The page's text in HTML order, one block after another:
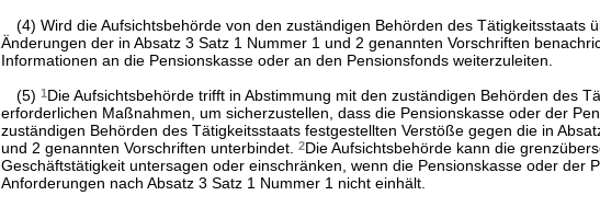
(4) Wird die Aufsichtsbehörde von den zuständigen Behörden des Tätigkeitsstaats
Änderungen der in Absatz 3 Satz 1 Nummer 1 und 2 genannten Vorschriften
Informationen an die Pensionskasse oder an den Pensionsfonds weiterzuleiten.
(5) 1Die Aufsichtsbehörde trifft in Abstimmung mit den zuständigen Behörden des
erforderlichen Maßnahmen, um sicherzustellen, dass die Pensionskasse oder der
zuständigen Behörden des Tätigkeitsstaats festgestellten Verstöße gegen die in
und 2 genannten Vorschriften unterbindet.
2Die Aufsichtsbehörde kann die
Geschäftstätigkeit untersagen oder einschränken, wenn die Pensionskasse oder der
Anforderungen nach Absatz 3 Satz 1 Nummer 1 nicht einhält.